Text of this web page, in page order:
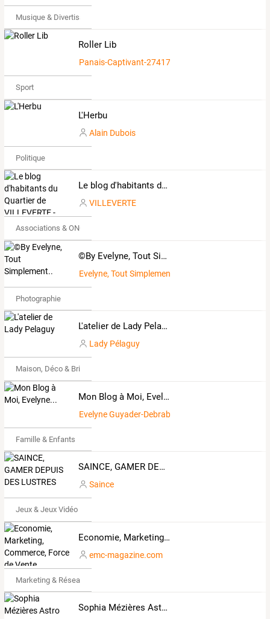
Musique & Divertissements
Roller Lib
Panais-Captivant-2741738
Sport
L'Herbu
Alain Dubois
Politique
Le blog d'habitants du Quartier de VILLEVERTE - 30900 NÎMES
VILLEVERTE
Associations & ONG
©By Evelyne, Tout Simplement..
Evelyne, Tout Simplement
Photographie
L'atelier de Lady Pelaguy
Lady Pélaguy
Maison, Déco & Bricolage
Mon Blog à Moi, Evelyne...
Evelyne Guyader-Debrabant
Famille & Enfants
SAINCE, GAMER DEPUIS DES LUSTRES
Saince
Jeux & Jeux Vidéo
Economie, Marketing, Commerce, Force de Vente, Ecologie
emc-magazine.com
Marketing & Réseaux Sociaux
Sophia Mézières Astro Conseil